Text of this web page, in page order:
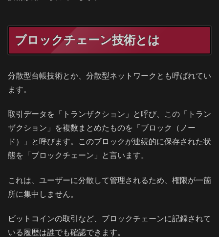
ブロックチェーン技術とは
分散型台帳技術とか、分散型ネットワークとも呼ばれてい
ます。
取引データを「トランザクション」と呼び、この「トラン
ザクション」を複数まとめたものを「ブロック（ノー
ド）」と呼びます。このブロックが連続的に保存された状
態を「ブロックチェーン」と言います。
これは、ユーザーに分散して管理されるため、権限が一箇
所に集中しません。
ビットコインの取引など、ブロックチェーンに記録されて
いる履歴は誰でも確認できます。